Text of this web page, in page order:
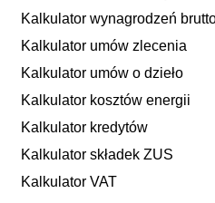
Kalkulator wynagrodzeń
Kalkulator umów zlecenia
Kalkulator umów o dzieło
Kalkulator kosztów energii
Kalkulator kredytów
Kalkulator składek ZUS
Kalkulator VAT